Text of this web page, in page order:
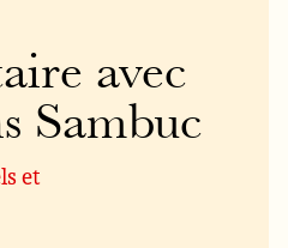
avec
Sambuc
et